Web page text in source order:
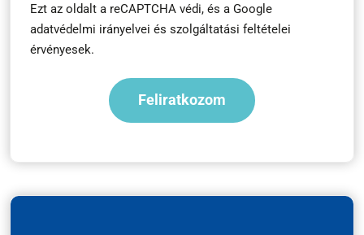
Ezt az oldalt a reCAPTCHA védi, és a Google
adatvédelmi irányelvei és szolgáltatási feltételei
érvényesek.